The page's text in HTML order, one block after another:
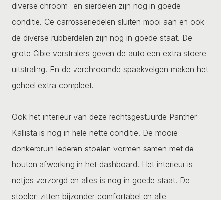
diverse chroom- en sierdelen zijn nog in goede
conditie. Ce carrosseriedelen sluiten mooi aan en ook
de diverse rubberdelen zijn nog in goede staat. De
grote Cibie verstralers geven de auto een extra stoere
uitstraling. En de verchroomde spaakvelgen maken het
geheel extra compleet.
Ook het interieur van deze rechtsgestuurde Panther
Kallista is nog in hele nette conditie. De mooie
donkerbruin lederen stoelen vormen samen met de
houten afwerking in het dashboard. Het interieur is
netjes verzorgd en alles is nog in goede staat. De
stoelen zitten bijzonder comfortabel en alle